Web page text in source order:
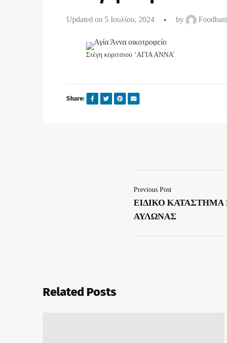
Updated on 5 Ιουλίου, 2024 by
Στέγη κοριτσιού ‘ΑΓΙΑ ΑΝΝΑ’
Share:
Previous Post
ΕΙΔΙΚΟ
ΑΥΛΩΝΑΣ
Related Posts